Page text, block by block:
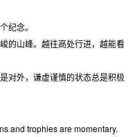
纪念。
的山峰。越往高处行进，越能看
对外，谦虚谨慎的状态总是积极
and trophies are momentary.